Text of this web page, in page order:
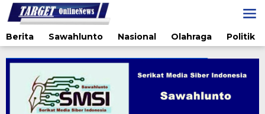
Lewati
ke
konten
Berita
Sawahlunto Nasional Olahraga Politik